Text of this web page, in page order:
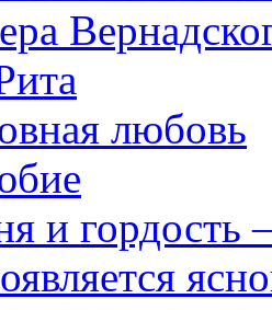
любовь
и гордость